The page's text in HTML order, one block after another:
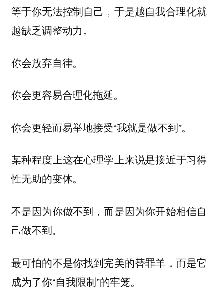
等于你无法控制自己，于是越自我合理化就
越缺乏调整动力。
你会放弃自律。
你会更容易合理化拖延。
你会更轻而易举地接受“我就是做不到”。
某种程度上这在心理学上来说是接近于习得
性无助的变体。
不是因为你做不到，而是因为你开始相信自
己做不到。
最可怕的不是你找到完美的替罪羊，而是它
成为了你“自我限制”的牢笼。